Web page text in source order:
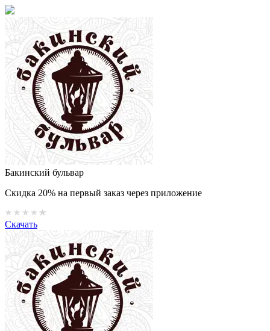
Бакинский бульвар
Скидка 20% на первый заказ через приложение
Скачать